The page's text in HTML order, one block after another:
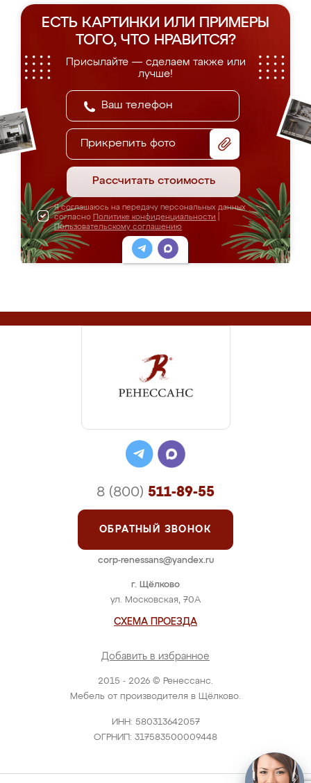
ЕСТЬ КАРТИНКИ ИЛИ ПРИМЕРЫ
ТОГО, ЧТО НРАВИТСЯ?
Присылайте — сделаем также или
лучше!
Прикрепить фото
Рассчитать стоимость
Я соглашаюсь на передачу персональных данных
согласно Политике конфиденциальности
Пользовательскому соглашению
2015 - 2026 © Ренессанс.
Мебель от производителя в Щёлково.
ИНН: 580313642057
ОГРНИП: 317583500009448
г. Щёлково
ул. Московская, 70А
СХЕМА ПРОЕЗДА
Добавить в избранное
8 (800) 511-89-55
ОБРАТНЫЙ ЗВОНОК
corp-renessans@yandex.ru